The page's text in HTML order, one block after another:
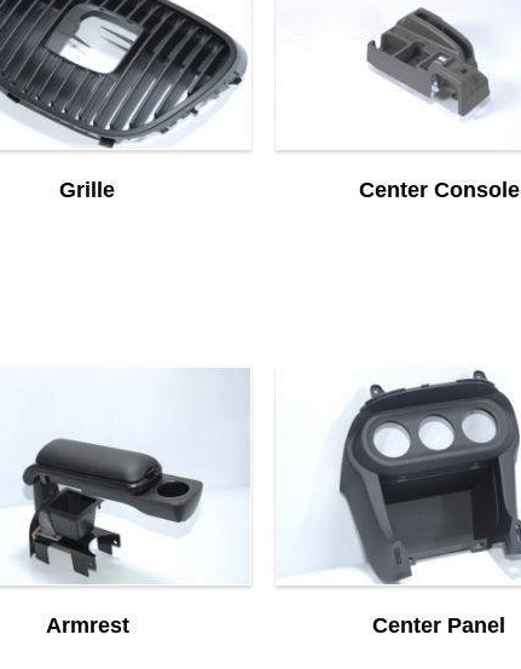
Grille
Center Console
Armrest Center Panel